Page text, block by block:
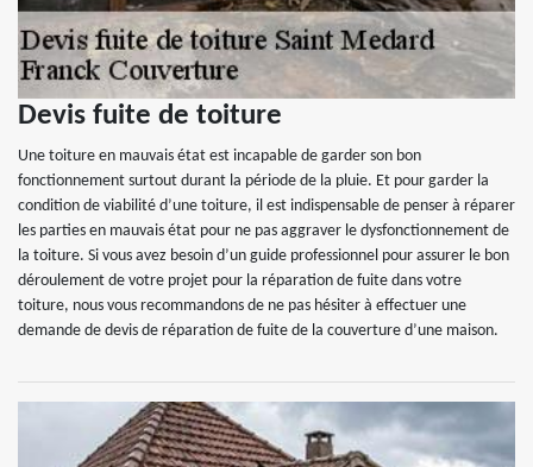
Devis fuite de toiture
Une toiture en mauvais état est incapable de garder son bon
fonctionnement surtout durant la période de la pluie. Et pour garder la
condition de viabilité d’une toiture, il est indispensable de penser à réparer
les parties en mauvais état pour ne pas aggraver le dysfonctionnement de
la toiture. Si vous avez besoin d’un guide professionnel pour assurer le bon
déroulement de votre projet pour la réparation de fuite dans votre
toiture, nous vous recommandons de ne pas hésiter à effectuer une
demande de devis de réparation de fuite de la couverture d’une maison.